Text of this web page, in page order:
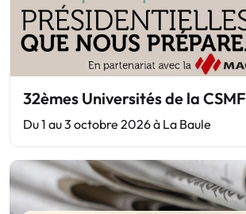
32èmes Universités de la CSMF
Du 1 au 3 octobre 2026 à La Baule